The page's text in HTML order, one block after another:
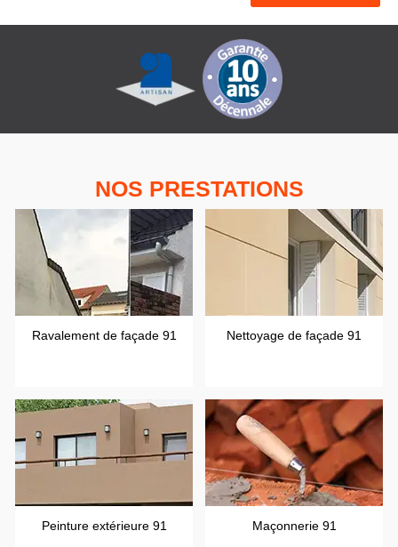
NOS PRESTATIONS
Ravalement de façade 91 Nettoyage de façade 91
Peinture extérieure 91 Maçonnerie 91